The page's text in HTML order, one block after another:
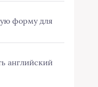
форму для
английский